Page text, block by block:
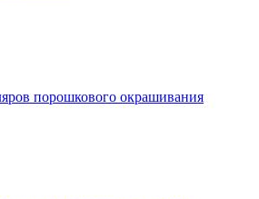
порошкового окрашивания